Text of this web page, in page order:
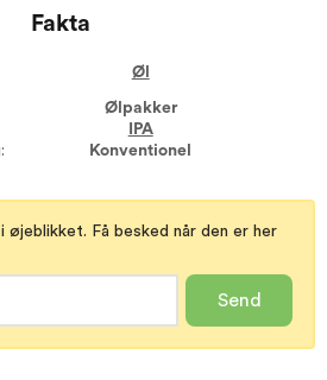
Fakta
Øl
Ølpakker
IPA
Konventionel
øjeblikket. Få besked når den er her
Send